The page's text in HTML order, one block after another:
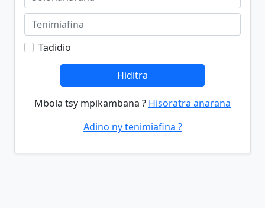
Tadidio
Hiditra
Mbola tsy mpikambana ? Hisoratra anarana
Adino ny tenimiafina ?